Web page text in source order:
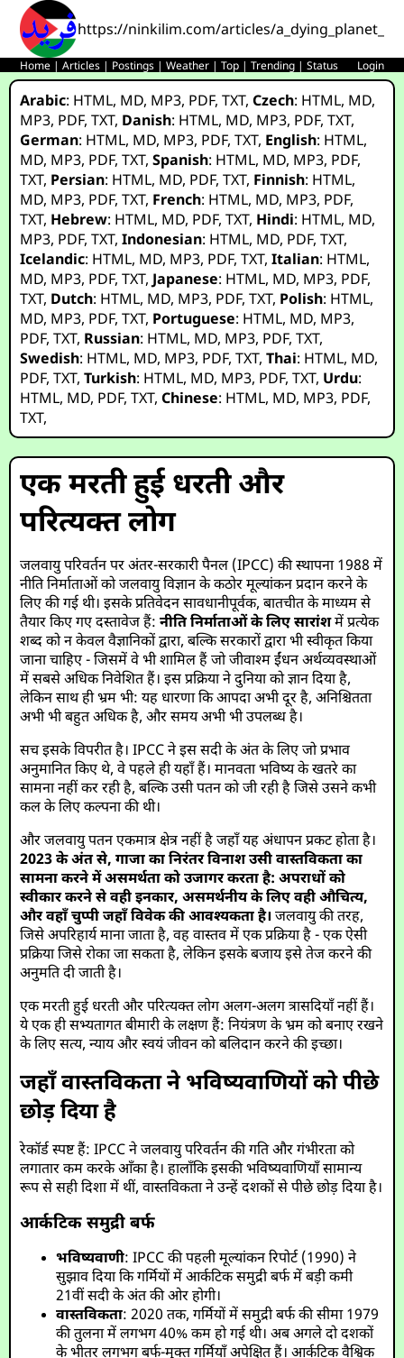
https://ninkilim.com/articles/
Home |Articles | Postings |Weather |Top |Trending |Status Login
Arabic: HTML, MD, MP3, PDF,TXT,Czech: HTML, MD,
MP3, PDF,TXT, Danish: HTML, MD, MP3, PDF,TXT,
German: HTML, MD, MP3, PDF,TXT, English: HTML,
MD, MP3, PDF,TXT,Spanish: HTML, MD, MP3, PDF,
TXT, Persian: HTML, MD, PDF,TXT, Finnish: HTML,
MD, MP3, PDF,TXT, French: HTML, MD, MP3, PDF,
TXT, Hebrew: HTML, MD, PDF,TXT, Hindi: HTML, MD,
MP3, PDF,TXT,Indonesian: HTML, MD, PDF,TXT,
Icelandic: HTML, MD, MP3, PDF,TXT,Italian: HTML,
MD, MP3, PDF,TXT, Japanese: HTML, MD, MP3, PDF,
TXT, Dutch: HTML, MD, MP3, PDF,TXT, Polish: HTML,
MD, MP3, PDF,TXT, Portuguese: HTML, MD, MP3,
PDF,TXT, Russian: HTML, MD, MP3, PDF,TXT,
Swedish: HTML, MD, MP3, PDF,TXT,Thai: HTML, MD,
PDF,TXT,Turkish: HTML, MD, MP3, PDF,TXT, Urdu:
HTML, MD, PDF,TXT,Chinese: HTML, MD, MP3, PDF,
TXT,
एक मरती हुई धरती और
परित्यक्त लोग
जलवायु परिवर्तन पर अंतर-सरकारी पैनल (IPCC) की स्थापना 1988 में
नीति निर्माताओं को जलवायु विज्ञान के कठोर मूल्यांकन प्रदान करने के
लिए की गई थी। इसके प्रतिवेदन सावधानीपूर्वक, बातचीत के माध्यम से
तैयार किए गए दस्तावेज हैं:नीति निर्माताओं के लिए सारांशमें प्रत्येक
शब्द को न केवल वैज्ञानिकों द्वारा, बल्कि सरकारों द्वारा भी स्वीकृत किया
जाना चाहिए - जिसमें वे भी शामिल हैं जो जीवाश्म ईंधन अर्थव्यवस्थाओं
में सबसे अधिक निवेशित हैं। इस प्रक्रिया ने दुनिया को ज्ञान दिया है,
लेकिन साथ ही भ्रम भी: यह धारणा कि आपदा अभी दूर है, अनिश्चितता
अभी भी बहुत अधिक है, और समय अभी भी उपलब्ध है।
सच इसके विपरीत है। IPCC ने इस सदी के अंत के लिए जो प्रभाव
अनुमानित किए थे, वे पहले ही यहाँ हैं। मानवता भविष्य के खतरे का
सामना नहीं कर रही है, बल्कि उसी पतन को जी रही है जिसे उसने कभी
कल के लिए कल्पना की थी।
और जलवायु पतन एकमात्र क्षेत्र नहीं है जहाँ यह अंधापन प्रकट होता है।
2023 के अंत से, गाजा का निरंतर विनाश उसी वास्तविकता का
सामना करने में असमर्थता को उजागर करता है: अपराधों को
स्वीकार करने से वही इनकार, असमर्थनीय के लिए वही औचित्य,
और वहाँ चुप्पी जहाँ विवेक की आवश्यकता है। जलवायु की तरह,
जिसे अपरिहार्य माना जाता है, वह वास्तव में एक प्रक्रिया है - एक ऐसी
प्रक्रिया जिसे रोका जा सकता है, लेकिन इसके बजाय इसे तेज करने की
अनुमति दी जाती है।
एक मरती हुई धरती और परित्यक्त लोग अलग-अलग त्रासदियाँ नहीं हैं।
ये एक ही सभ्यतागत बीमारी के लक्षण हैं: नियंत्रण के भ्रम को बनाए रखने
के लिए सत्य, न्याय और स्वयं जीवन को बलिदान करने की इच्छा।
जहाँ वास्तविकता ने भविष्यवाणियों को पीछे
छोड़ दिया है
रेकॉर्ड स्पष्ट हैं: IPCC ने जलवायु परिवर्तन की गति और गंभीरता को
लगातार कम करके आँका है। हालाँकि इसकी भविष्यवाणियाँ सामान्य
रूप से सही दिशा में थीं, वास्तविकता ने उन्हें दशकों से पीछे छोड़ दिया है।
आर्कटिक समुद्री बर्फ
भविष्यवाणी: IPCC की पहली मूल्यांकन रिपोर्ट (1990) ने
सुझाव दिया कि गर्मियों में आर्कटिक समुद्री बर्फ में बड़ी कमी
21वीं सदी के अंत की ओर होगी।
वास्तविकता: 2020 तक, गर्मियों में समुद्री बर्फ की सीमा 1979
की तुलना में लगभग 40% कम हो गई थी। अब अगले दो दशकों
के भीतर लगभग बर्फ-मुक्त गर्मियाँ अपेक्षित हैं। आर्कटिक वैश्विक